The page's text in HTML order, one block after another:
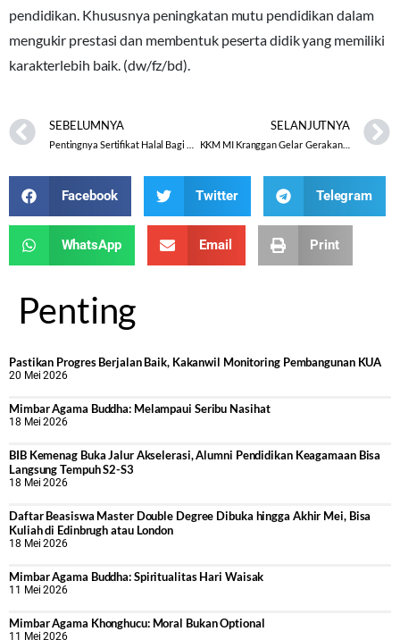
pendidikan. Khususnya peningkatan mutu pendidikan dalam
mengukir prestasi dan membentuk peserta didik yang memiliki
karakterlebih baik. (dw/fz/bd).
SEBELUMNYA SELANJUTNYA
KKM MI Kranggan Gelar Gerakan Literasi Membaca Seribu Anak
Facebook Twitter Telegram
WhatsApp Email Print
Penting
Pastikan Progres Berjalan Baik, Kakanwil Monitoring Pembangunan KUA
20 Mei 2026
Mimbar Agama Buddha: Melampaui Seribu Nasihat
18 Mei 2026
BIB Kemenag Buka Jalur Akselerasi, Alumni Pendidikan Keagamaan Bisa
Langsung Tempuh S2-S3
18 Mei 2026
Daftar Beasiswa Master Double Degree Dibuka hingga Akhir Mei, Bisa
Kuliah di Edinbrugh atau London
18 Mei 2026
Mimbar Agama Buddha: Spiritualitas Hari Waisak
11 Mei 2026
Mimbar Agama Khonghucu: Moral Bukan Optional
11 Mei 2026